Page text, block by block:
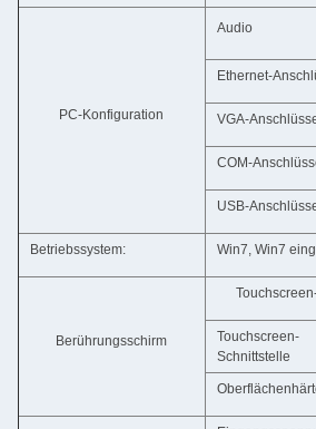
PC-Konfiguration
Audio
Ethernet-
VGA-
COM-
USB-
Betriebssystem: Win7, Win7
Berührungsschirm
Touchscreen-
Schnittstelle